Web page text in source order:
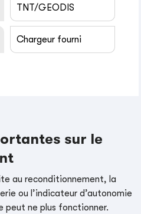
TNT/GEODIS
Chargeur fourni
sur le
au reconditionnement, la
ou l’indicateur d’autonomie
peut ne plus fonctionner.